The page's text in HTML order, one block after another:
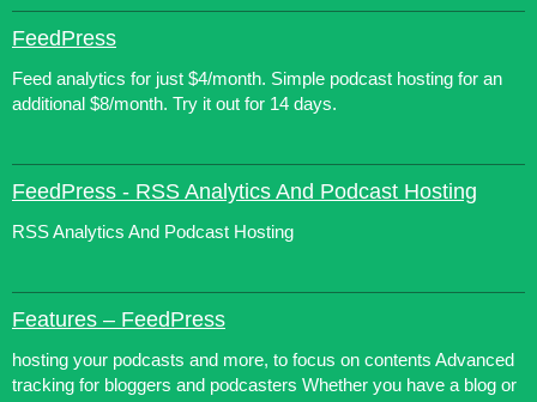
FeedPress
Feed analytics for just $4/month. Simple podcast hosting for an
additional $8/month. Try it out for 14 days.
FeedPress - RSS Analytics And Podcast Hosting
RSS Analytics And Podcast Hosting
Features – FeedPress
hosting your podcasts and more, to focus on contents Advanced
tracking for bloggers and podcasters Whether you have a blog or